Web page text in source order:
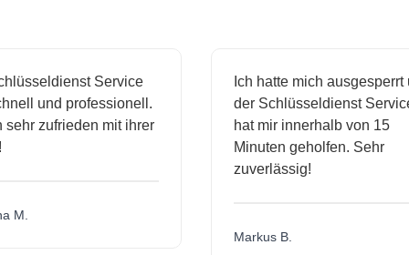
Service
und professionell.
zufrieden mit ihrer
Ich hatte mich ausgesperrt
der Schlüsseldienst Service
hat mir innerhalb von 15
Minuten geholfen. Sehr
zuverlässig!
Markus B.